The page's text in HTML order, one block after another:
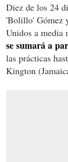
Diez de los 24
'Bolillo' Gómez
Unidos a media
se sumará a
las prácticas
Kington